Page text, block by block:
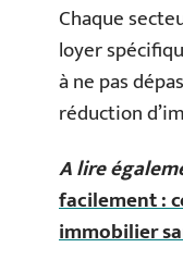
Chaque
loyer
à ne pas
réduction
A lire
facilement :
immobilier